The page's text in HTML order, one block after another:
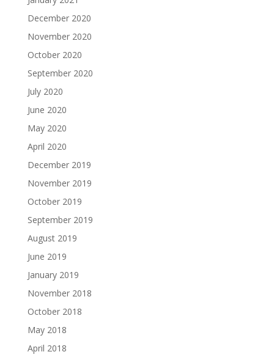
December 2020
November 2020
October 2020
September 2020
July 2020
June 2020
May 2020
April 2020
December 2019
November 2019
October 2019
September 2019
August 2019
June 2019
January 2019
November 2018
October 2018
May 2018
April 2018